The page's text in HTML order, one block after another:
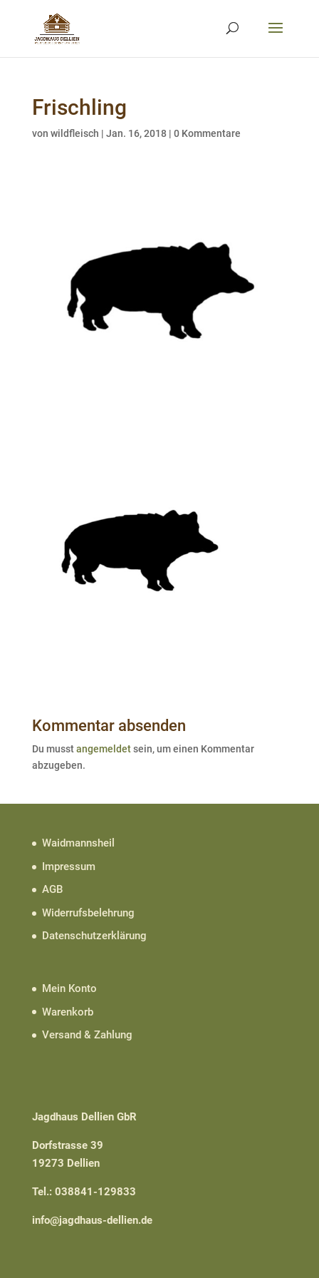
Frischling
von wildfleisch | Jan. 16, 2018| 0 Kommentare
Kommentar absenden
Du musstangemeldetsein, um einen Kommentar
abzugeben.
Waidmannsheil
Impressum
AGB
Widerrufsbelehrung
Datenschutzerklärung
Mein Konto
Warenkorb
Versand & Zahlung
Jagdhaus Dellien GbR
Dorfstrasse 39
19273 Dellien
Tel.: 038841-129833
info@jagdhaus-dellien.de